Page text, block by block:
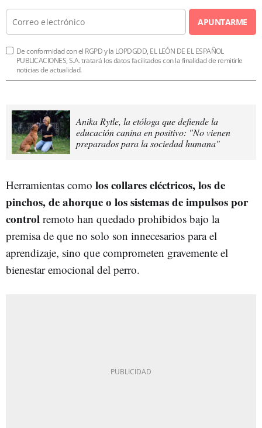
APUNTARME
De conformidad con el RGPD y la LOPDGDD, EL LEÓN DE EL ESPAÑOL
PUBLICACIONES, S.A. tratará los datos facilitados con la finalidad de remitirle
noticias de actualidad.
Anika Rytle, la etóloga que defiende la
educación canina en positivo: "No vienen
preparados para la sociedad humana"
Herramientas como los collares eléctricos, los de
pinchos, de ahorque o los sistemas de impulsos por
control remoto han quedado prohibidos bajo la
premisa de que no solo son innecesarios para el
aprendizaje, sino que comprometen gravemente el
bienestar emocional del perro.